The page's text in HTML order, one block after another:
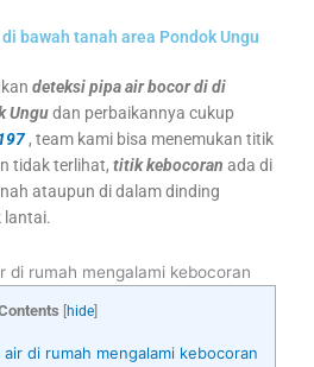
bawah tanah area Pondok Ungu
deteksi pipa air bocor di di
Ungudan perbaikannya cukup
, team kami bisa menemukan titik
tidak terlihat,titik kebocoran ada di
ataupun di dalam dinding
lantai.
di rumah mengalami kebocoran
[hide]
di rumah mengalami kebocoran